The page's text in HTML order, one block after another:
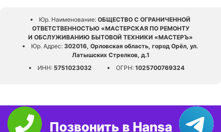
Юр. Наименование: ОБЩЕСТВО С ОГРАНИЧЕННОЙ
ОТВЕТСТВЕННОСТЬЮ «МАСТЕРСКАЯ ПО РЕМОНТУ
И ОБСЛУЖИВАНИЮ БЫТОВОЙ ТЕХНИКИ «МАСТЕРЪ»
Юр. Адрес: 302016, Орловская область, город Орёл, ул.
Латышских Стрелков, д.1
ИНН:5751023032 ОГРН:1025700769324
Позвонить в Hansa